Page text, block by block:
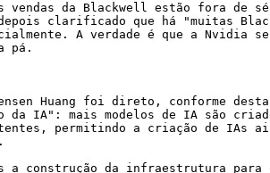
vendas da Blackwell estão fora de
depois clarificado que há "muitas
A verdade é que a
pá.
Huang foi direto, conforme
IA": mais modelos de IA são
permitindo a criação de IAs
a construção da infraestrutura